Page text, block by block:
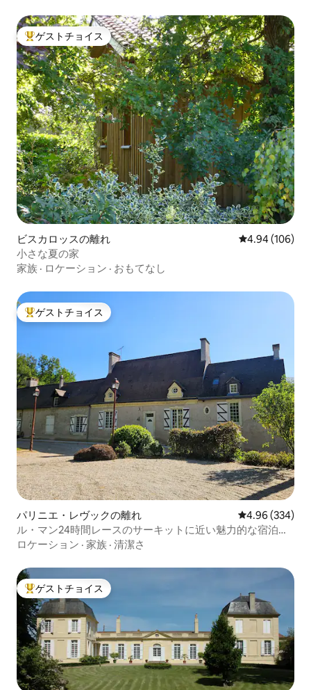
大好評のゲストチョイスです。
ゲストチョイス
ビスカロッスの離れ レビュー106
4.94 (106)
小さな夏の家
家族 · ロケーション · おもてなし
大好評のゲストチョイスです。
ゲストチョイス
パリニエ・レヴックの離れ レビュー334
4.96 (334)
ル・マン24時間レースのサーキットに近い魅力的な宿泊施
設
ロケーション · 家族 · 清潔さ
大好評のゲストチョイスです。
ゲストチョイス